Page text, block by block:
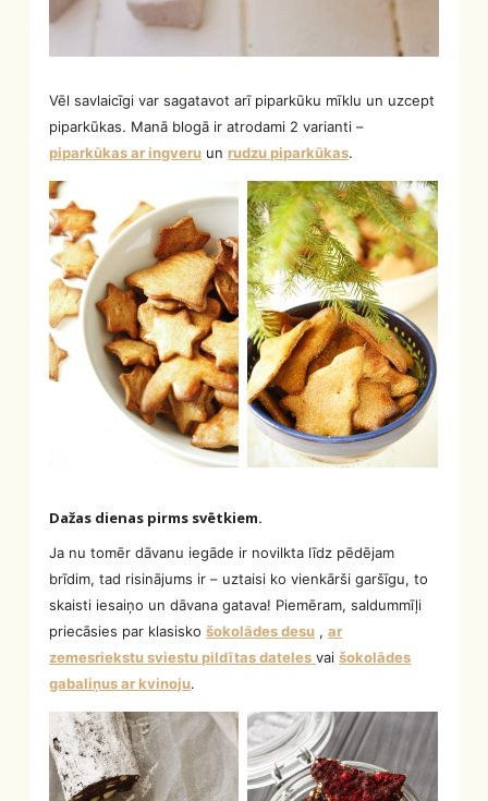
Vēl savlaicīgi var sagatavot arī piparkūku mīklu un uzcept
piparkūkas. Manā blogā ir atrodami 2 varianti –
piparkūkas ar ingveru unrudzu piparkūkas.
Dažas dienas pirms svētkiem.
Ja nu tomēr dāvanu iegāde ir novilkta līdz pēdējam
brīdim, tad risinājums ir – uztaisi ko vienkārši garšīgu, to
skaisti iesaiņo un dāvana gatava! Piemēram, saldummīļi
priecāsies par klasiskošokolādes desu ,ar
zemesriekstu sviestu pildītas dateles vaišokolādes
gabaliņus ar kvinoju.